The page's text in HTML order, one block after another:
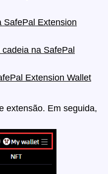
SafePal Extension
na SafePal
Extension Wallet
extensão. Em seguida,